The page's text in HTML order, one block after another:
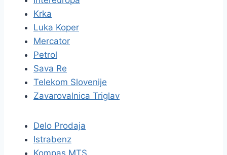
Krka
Luka Koper
Mercator
Petrol
Sava Re
Telekom Slovenije
Zavarovalnica Triglav
Delo Prodaja
Istrabenz
Kompas MTS